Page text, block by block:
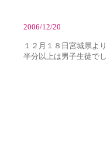
2006/12/20
１２月１８日宮城県よ
半分以上は男子生徒で